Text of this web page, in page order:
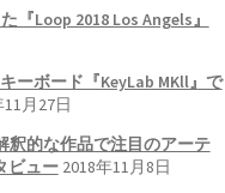
Loop 2018 Los Angels』
ーボード『KeyLab MKll』で
11月27日
釈的な作品で注目のアーテ
ビュー 2018年11月8日